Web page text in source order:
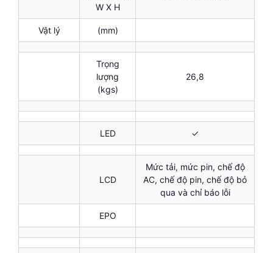
W X H
Vật lý (mm)
Trọng
lượng
(kgs)
26,8
LED ✓
LCD
Mức tải, mức pin, chế độ
AC, chế độ pin, chế độ bỏ
qua và chỉ báo lỗi
EPO